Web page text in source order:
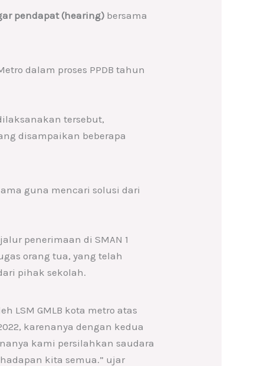
pendapat (hearing) bersama
dalam proses PPDB tahun
tersebut,
disampaikan beberapa
guna mencari solusi dari
penerimaan di SMAN 1
orang tua, yang telah
pihak sekolah.
LSM GMLB kota metro atas
karenanya dengan kedua
kami persilahkan saudara
kita semua.” ujar